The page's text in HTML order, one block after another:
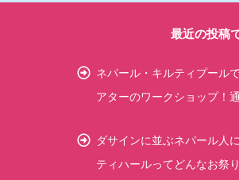
最近の投稿
ネパール・キルティプール
アターのワークショップ！
ダサインに並ぶネパール人
ティハールってどんなお祭